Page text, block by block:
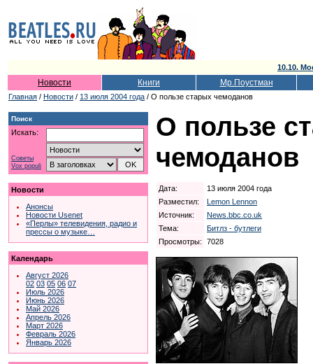
10.10.
Новости Книги Мр.Поустман
Главная / Новости / 13 июля 2004 года / О пользе старых чемоданов
Поиск
Искать:
Советы
Vox populi
Новости
Анонсы
Новости Usenet
«Перлы» телевидения, радио и
прессы о музыке…
Календарь
Август 2026
02 03 05 06 07
Июль 2026
Июнь 2026
Май 2026
Апрель 2026
Март 2026
Февраль 2026
Январь 2026
О пользе
чемоданов
Дата:
13 июля 2004 года
Разместил:
Lemon Lennon
Источник:
News.bbc.co.uk
Тема:
Битлз - бутлеги
Просмотры:
7028